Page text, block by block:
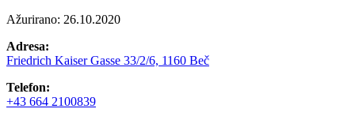
Ažurirano: 26.10.2020
Adresa:
Friedrich Kaiser Gasse 33/2/6, 1160 Beč
Telefon:
+43 664 2100839